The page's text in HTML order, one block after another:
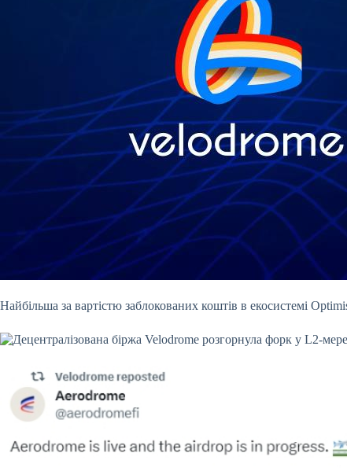
Найбільша за вартістю заблокованих коштів в екосистемі